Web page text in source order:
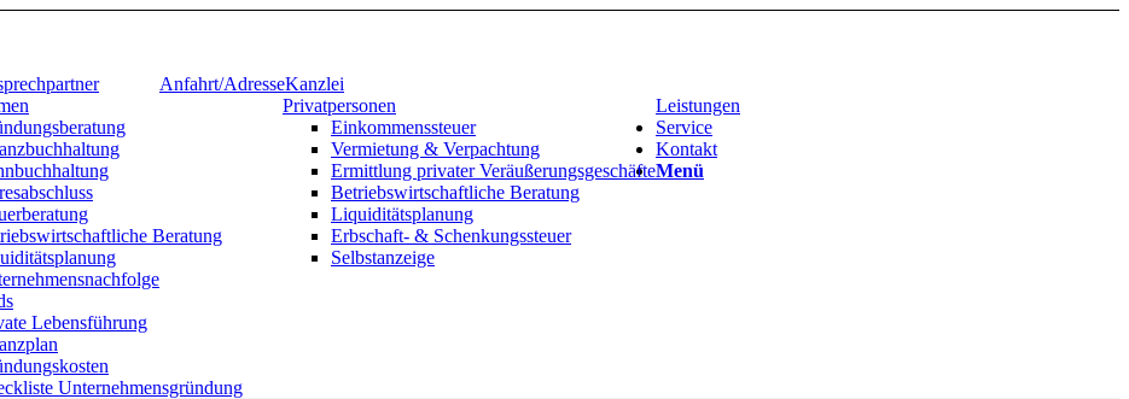
Kanzlei
Anfahrt/Adresse
Leistungen
Beratung
Privatpersonen
Einkommenssteuer
Vermietung & Verpachtung
Ermittlung privater Veräußerungsgeschäfte
Betriebswirtschaftliche Beratung
Liquiditätsplanung
Erbschaft- & Schenkungssteuer
Selbstanzeige
Service
Lebensführung
Unternehmensgründung
Kontakt
Menü